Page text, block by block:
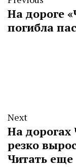
На дороге
погибла
Next
На дорогах
резко
Читать еще